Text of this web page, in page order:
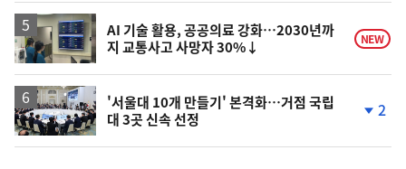
AI 기술 활용, 공공의료 강화…2030년까
지 교통사고 사망자 30%↓
NEW
'서울대 10개 만들기' 본격화…거점 국립
대 3곳 신속 선정
계
2